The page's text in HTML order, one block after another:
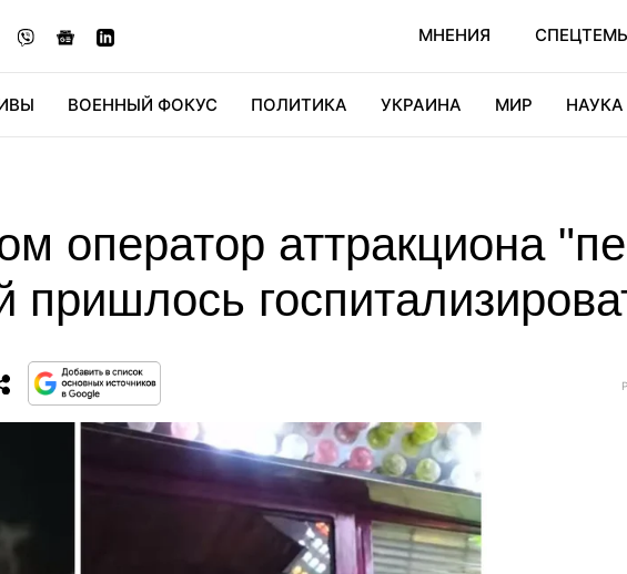
МНЕНИЯ
ВОЕННЫЙ ФОКУС ПОЛИТИКА УКРАИНА МИР НАУКА
оператор аттракциона
пришлось